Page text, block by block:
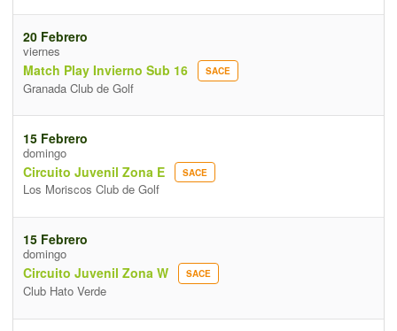
20 Febrero
viernes
Match Play Invierno Sub 16 SACE
Granada Club de Golf
15 Febrero
domingo
Circuito Juvenil Zona E SACE
Los Moriscos Club de Golf
15 Febrero
domingo
Circuito Juvenil Zona W SACE
Club Hato Verde